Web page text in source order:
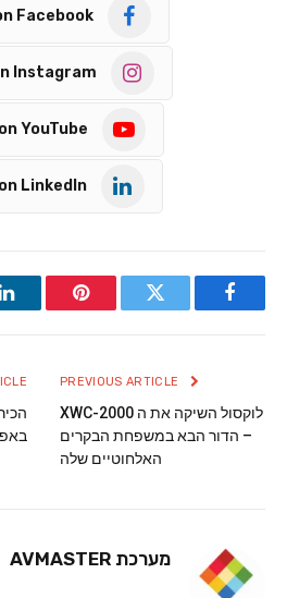
Facebook
Instagram
YouTube
LinkedIn
Facebook
Twitter
Pinterest
לוקסול השיקה את ה XWC-2000
– הדור הבא במשפחת הבקרים
האלחוטיים שלה
מערכת AVMASTER